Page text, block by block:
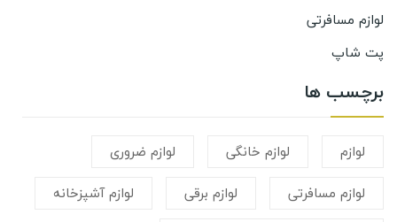
لوازم مسافرتی
پت شاپ
برچسب ها
لوازم لوازم خانگی
لوازم ضروری
لوازم مسافرتی
لوازم برقی
لوازم آشپزخانه